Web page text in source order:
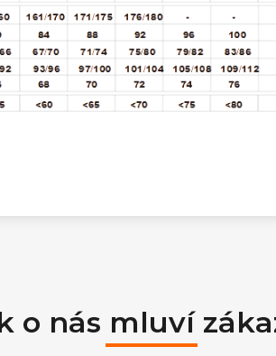
o nás mluví